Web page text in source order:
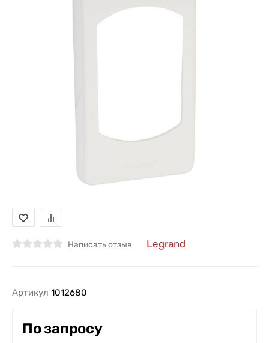
Написать отзыв Legrand
Артикул 1012680
По запросу